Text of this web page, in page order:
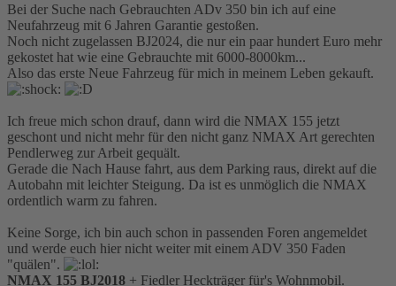
Bei der Suche nach Gebrauchten ADv 350 bin ich auf eine
Neufahrzeug mit 6 Jahren Garantie gestoßen.
Noch nicht zugelassen BJ2024, die nur ein paar hundert Euro mehr
gekostet hat wie eine Gebrauchte mit 6000-8000km...
Also das erste Neue Fahrzeug für mich in meinem Leben gekauft.
Ich freue mich schon drauf, dann wird die NMAX 155 jetzt
geschont und nicht mehr für den nicht ganz NMAX Art gerechten
Pendlerweg zur Arbeit gequält.
Gerade die Nach Hause fahrt, aus dem Parking raus, direkt auf die
Autobahn mit leichter Steigung. Da ist es unmöglich die NMAX
ordentlich warm zu fahren.
Keine Sorge, ich bin auch schon in passenden Foren angemeldet
und werde euch hier nicht weiter mit einem ADV 350 Faden
"quälen".
NMAX 155 BJ2018 + Fiedler Heckträger für's Wohnmobil.